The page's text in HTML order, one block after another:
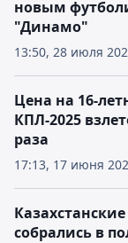
13:50, 28 июля
новым
"Динамо"
17:13, 17 июня
Цена на 16-
КПЛ-2025
раза
собрались в